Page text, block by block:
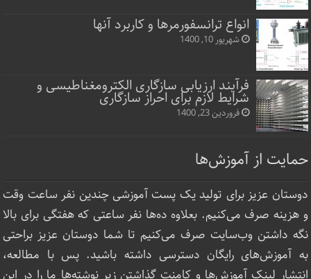
انواع ترانسفورمرها و کاربرد آنها
شهریور 10, 1400
فرآیند ارزیابی سازگاری الکترومغناطیسی و
شرایط لازم برای احراز سازگاری
فروردین 23, 1400
حمایت از آموزش‌ها
دوستان عزیز برای تولید یک پست آموزشی چندین نفر ساعت‌ وقت
و هزینه صرف می‌کنیم. بعلاوه ده‌ها نفر ساعتی که هفتگی برای بالا
نگه داشتن وب‌سایت صرف ‌می‌کنیم تا شما دوستان عزیز براحتی
به آموزش‌های رایگان دسترسی داشته باشید. پس با مطالعه،
انتشار لینک‌ آموزش‌ها و کامنت گذاشتن زیر نوشته‌‌ها ما را در این